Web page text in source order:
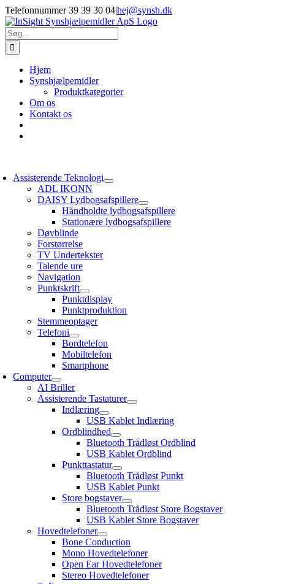
Skip
to
content
Telefonnummer 39 39 30 04|hej@synsh.dk
Søg
efter:
Hjem
Synshjælpemidler
Produktkategorier
Om os
Kontakt os
Assisterende Teknologi
ADL IKONN
DAISY Lydbogsafspillere
Håndholdte lydbogsafspillere
Stationære lydbogsafspillere
Døvblinde
Forstørrelse
TV Undertekster
Talende ure
Navigation
Punktskrift
Punktdisplay
Punktproduktion
Stemmeoptager
Telefoni
Bordtelefon
Mobiltelefon
Smartphone
Computer
AI Briller
Assisterende Tastaturer
Indlæring
USB Kablet Indlæring
Ordblindhed
Bluetooth Trådløst Ordblind
USB Kablet Ordblind
Punkttastatur
Bluetooth Trådløst Punkt
USB Kablet Punkt
Store bogstaver
Bluetooth Trådløst Store Bogstaver
USB Kablet Store Bogstaver
Hovedtelefoner
Bone Conduction
Mono Hovedtelefoner
Open Ear Hovedtelefoner
Stereo Hovedtelefoner